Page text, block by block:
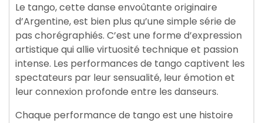
Le tango, cette danse envoûtante originaire
d’Argentine, est bien plus qu’une simple série de
pas chorégraphiés. C’est une forme d’expression
artistique qui allie virtuosité technique et passion
intense. Les performances de tango captivent les
spectateurs par leur sensualité, leur émotion et
leur connexion profonde entre les danseurs.
Chaque performance de tango est une histoire